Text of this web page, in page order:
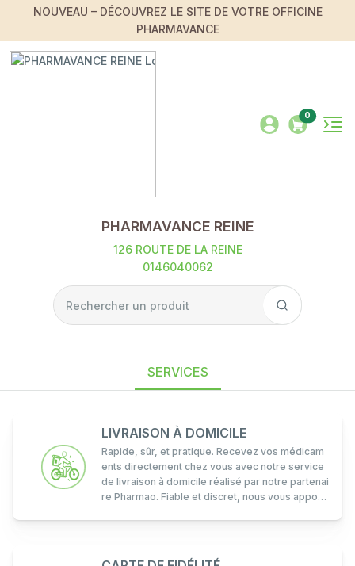
NOUVEAU – DÉCOUVREZ LE SITE DE VOTRE OFFICINE
PHARMAVANCE
0
PHARMAVANCE REINE
126 ROUTE DE LA REINE
0146040062
SERVICES
LIVRAISON À DOMICILE
Rapide, sûr, et pratique. Recevez vos médicam
ents directement chez vous avec notre service
de livraison à domicile réalisé par notre partenai
re Pharmao. Fiable et discret, nous vous apport